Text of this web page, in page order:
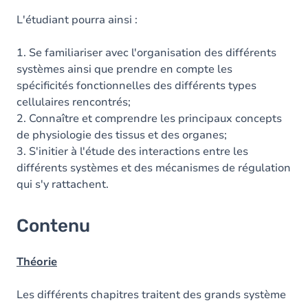
L'étudiant pourra ainsi :
1. Se familiariser avec l'organisation des différents
systèmes ainsi que prendre en compte les
spécificités fonctionnelles des différents types
cellulaires rencontrés;
2. Connaître et comprendre les principaux concepts
de physiologie des tissus et des organes;
3. S'initier à l'étude des interactions entre les
différents systèmes et des mécanismes de régulation
qui s'y rattachent.
Contenu
Théorie
Les différents chapitres traitent des grands système